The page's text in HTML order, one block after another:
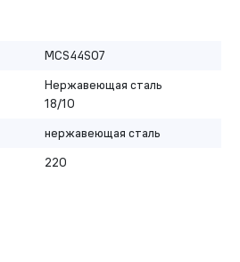
MCS44S07
Нержавеющая сталь
18/10
нержавеющая сталь
220